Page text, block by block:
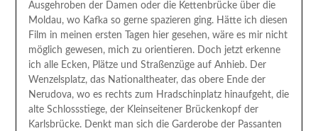
Ausgehroben der Damen oder die Kettenbrücke über die
Moldau, wo Kafka so gerne spazieren ging. Hätte ich diesen
Film in meinen ersten Tagen hier gesehen, wäre es mir nicht
möglich gewesen, mich zu orientieren. Doch jetzt erkenne
ich alle Ecken, Plätze und Straßenzüge auf Anhieb. Der
Wenzelsplatz, das Nationaltheater, das obere Ende der
Nerudova, wo es rechts zum Hradschinplatz hinaufgeht, die
alte Schlossstiege, der Kleinseitener Brückenkopf der
Karlsbrücke. Denkt man sich die Garderobe der Passanten